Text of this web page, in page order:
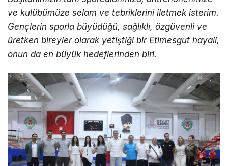
ve kulübümüze selam ve tebriklerini iletmek isterim.
Gençlerin sporla büyüdüğü, sağlıklı, özgüvenli ve
üretken bireyler olarak yetiştiği bir Etimesgut hayali,
onun da en büyük hedeflerinden biri.